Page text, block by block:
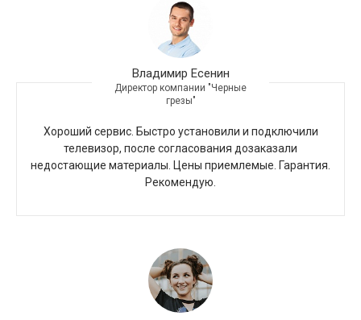
Владимир Есенин
Директор компании "Черные
грезы"
Хороший сервис. Быстро установили и подключили
телевизор, после согласования дозаказали
недостающие материалы. Цены приемлемые. Гарантия.
Рекомендую.